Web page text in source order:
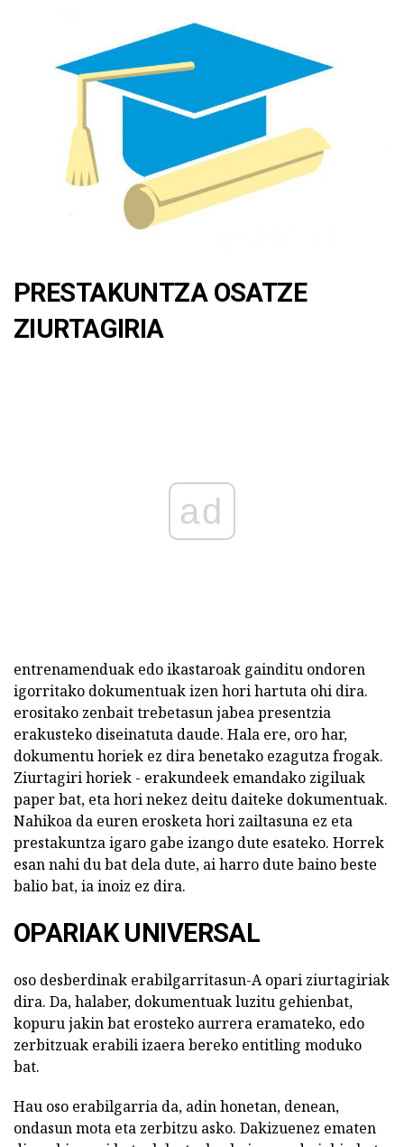
PRESTAKUNTZA OSATZE
ZIURTAGIRIA
ad
entrenamenduak edo ikastaroak gainditu ondoren
igorritako dokumentuak izen hori hartuta ohi dira.
erositako zenbait trebetasun jabea presentzia
erakusteko diseinatuta daude. Hala ere, oro har,
dokumentu horiek ez dira benetako ezagutza frogak.
Ziurtagiri horiek - erakundeek emandako zigiluak
paper bat, eta hori nekez deitu daiteke dokumentuak.
Nahikoa da euren erosketa hori zailtasuna ez eta
prestakuntza igaro gabe izango dute esateko. Horrek
esan nahi du bat dela dute, ai harro dute baino beste
balio bat, ia inoiz ez dira.
OPARIAK UNIVERSAL
oso desberdinak erabilgarritasun-A opari ziurtagiriak
dira. Da, halaber, dokumentuak luzitu gehienbat,
kopuru jakin bat erosteko aurrera eramateko, edo
zerbitzuak erabili izaera bereko entitling moduko
bat.
Hau oso erabilgarria da, adin honetan, denean,
ondasun mota eta zerbitzu asko. Dakizuenez ematen